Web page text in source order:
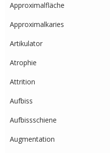
Approximalfläche
Approximalkaries
Artikulator
Atrophie
Attrition
Aufbiss
Aufbissschiene
Augmentation